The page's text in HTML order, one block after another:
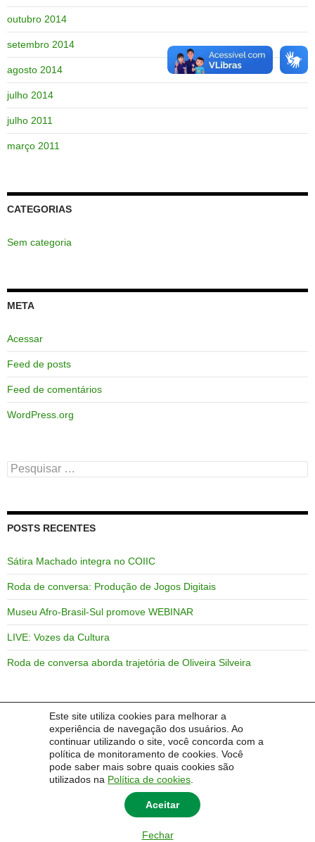
Este site utiliza cookies para melhorar a
experiência de navegação dos usuários. Ao
continuar utilizando o site, você concorda com a
política de monitoramento de cookies. Você
pode saber mais sobre quais cookies são
utilizados na Política de cookies
Aceitar
Fechar
outubro 2014
setembro 2014
agosto 2014
julho 2014
julho 2011
março 2011
CATEGORIAS
Sem categoria
META
Acessar
Feed de posts
Feed de comentários
WordPress.org
Pesquisar
por:
POSTS RECENTES
Sátira Machado integra no COIIC
Roda de conversa: Produção de Jogos Digitais
Museu Afro-Brasil-Sul promove WEBINAR
LIVE: Vozes da Cultura
Roda de conversa aborda trajetória de Oliveira Silveira
COMENTÁRIOS
Um comentarista do WordPressemPROGRAD/DEaD em
Webnários sobre EaD em tempos de Covid-19
© 2014 Universidade Federal do Pampa - UNIPAMPA